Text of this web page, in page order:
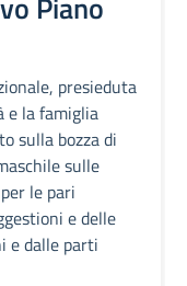
presieduta
e la famiglia
sulla bozza di
sulle
le pari
e delle
e dalle parti